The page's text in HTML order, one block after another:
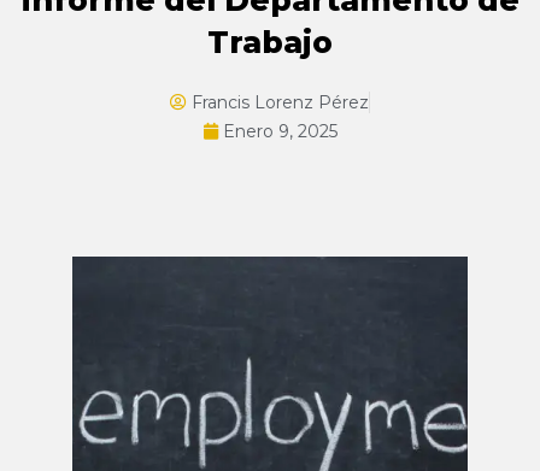
Trabajo
Francis Lorenz Pérez
Enero 9, 2025